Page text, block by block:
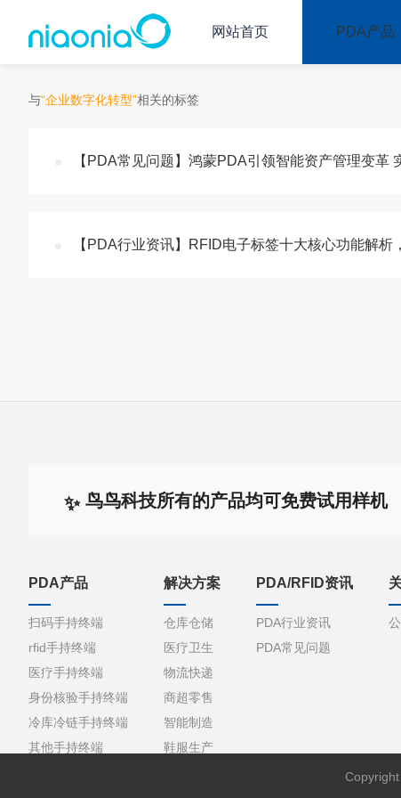
网站首页 PDA产品
与“企业数字化转型”相关的标签
【PDA常见问题】鸿蒙PDA引领智能资产管理变革
【PDA行业资讯】RFID电子标签十大核心功能解
鸟鸟科技所有的产品均可免费试用样机
PDA产品
扫码手持终端
rfid手持终端
医疗手持终端
身份核验手持终端
冷库冷链手持终端
其他手持终端
解决方案
仓库仓储
医疗卫生
物流快递
商超零售
智能制造
鞋服生产
PDA/RFID资讯
PDA行业资讯
PDA常见问题